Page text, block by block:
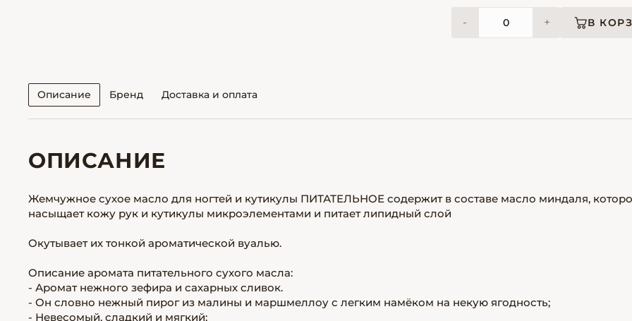
- + В
Описание Бренд Доставка и оплата
ОПИСАНИЕ
Жемчужное сухое масло для ногтей и кутикулы ПИТАТЕЛЬНОЕ содержит в составе масло миндаля,
насыщает кожу рук и кутикулы микроэлементами и питает липидный слой
Окутывает их тонкой ароматической вуалью.
Описание аромата питательного сухого масла:
- Аромат нежного зефира и сахарных сливок.
- Он словно нежный пирог из малины и маршмеллоу с легким намёком на некую ягодность;
- Невесомый, сладкий и мягкий;